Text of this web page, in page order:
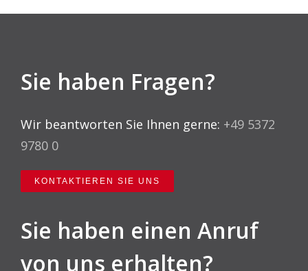
Sie haben Fragen?
Wir beantworten Sie Ihnen gerne: +49 5372
9780 0
KONTAKTIEREN SIE UNS
Sie haben einen Anruf
von uns erhalten?